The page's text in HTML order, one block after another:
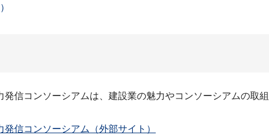
発信コンソーシアムは、建設業の魅力やコンソーシアムの取
発信コンソーシアム（外部サイト）